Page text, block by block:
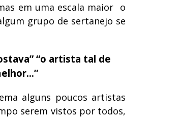
em uma escala maior o
grupo de sertanejo se
“o artista tal de
alguns poucos artistas
serem vistos por todos,